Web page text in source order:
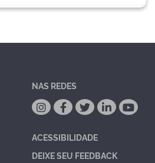
NAS REDES
ACESSIBILIDADE
DEIXE SEU FEEDBACK